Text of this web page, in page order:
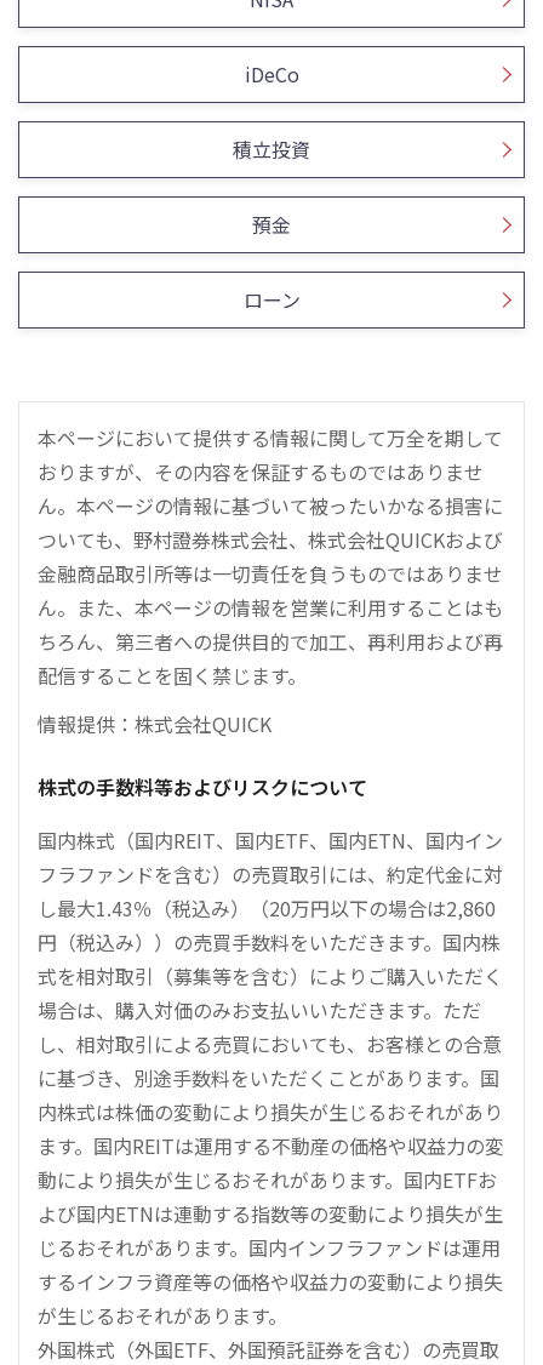
iDeCo
積立投資
預金
ローン
本ページにおいて提供する情報に関して万全を期して
おりますが、その内容を保証するものではありませ
ん。本ページの情報に基づいて被ったいかなる損害に
ついても、野村證券株式会社、株式会社QUICKおよび
金融商品取引所等は一切責任を負うものではありませ
ん。また、本ページの情報を営業に利用することはも
ちろん、第三者への提供目的で加工、再利用および再
配信することを固く禁じます。
情報提供：株式会社QUICK
株式の手数料等およびリスクについて
国内株式（国内REIT、国内ETF、国内ETN、国内イン
フラファンドを含む）の売買取引には、約定代金に対
し最大1.43％（税込み）（20万円以下の場合は2,860
円（税込み））の売買手数料をいただきます。国内株
式を相対取引（募集等を含む）によりご購入いただく
場合は、購入対価のみお支払いいただきます。ただ
し、相対取引による売買においても、お客様との合意
に基づき、別途手数料をいただくことがあります。国
内株式は株価の変動により損失が生じるおそれがあり
ます。国内REITは運用する不動産の価格や収益力の変
動により損失が生じるおそれがあります。国内ETFお
よび国内ETNは連動する指数等の変動により損失が生
じるおそれがあります。国内インフラファンドは運用
するインフラ資産等の価格や収益力の変動により損失
が生じるおそれがあります。
外国株式（外国ETF、外国預託証券を含む）の売買取